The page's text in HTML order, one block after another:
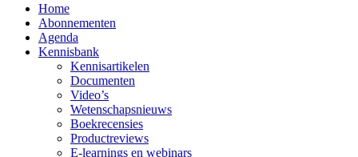
Home
Abonnementen
Agenda
Kennisbank
Kennisartikelen
Documenten
Video’s
Wetenschapsnieuws
Boekrecensies
Productreviews
E-learnings en webinars